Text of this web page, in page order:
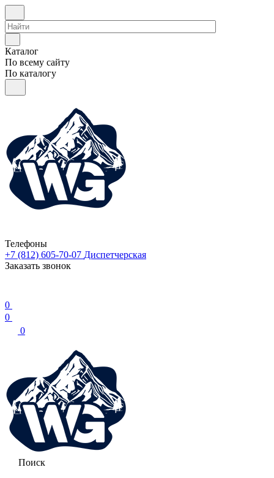
Каталог
По всему сайту
По каталогу
Телефоны
+7 (812) 605-70-07 Диспетчерская
Заказать звонок
0
0
0
Поиск